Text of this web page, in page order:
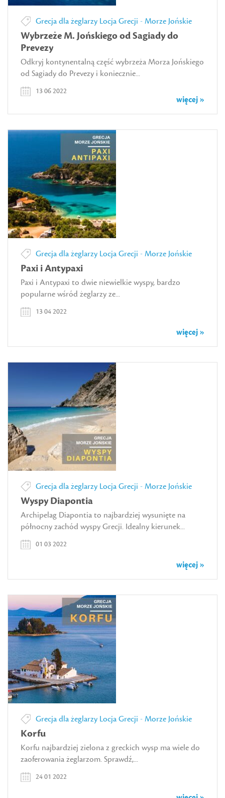
Grecja dla żeglarzy Locja Grecji - Morze Jońskie
Wybrzeże M. Jońskiego od Sagiady do
Prevezy
Odkryj kontynentalną część wybrzeża Morza Jońskiego
od Sagiady do Prevezy i koniecznie...
więcej »
13 06 2022
Grecja dla żeglarzy Locja Grecji - Morze Jońskie
Paxi i Antypaxi
Paxi i Antypaxi to dwie niewielkie wyspy, bardzo
popularne wśród żeglarzy ze...
więcej »
13 04 2022
Grecja dla żeglarzy Locja Grecji - Morze Jońskie
Wyspy Diapontia
Archipelag Diapontia to najbardziej wysunięte na
północny zachód wyspy Grecji. Idealny kierunek...
więcej »
01 03 2022
Grecja dla żeglarzy Locja Grecji - Morze Jońskie
Korfu
Korfu najbardziej zielona z greckich wysp ma wiele do
zaoferowania żeglarzom. Sprawdź,...
24 01 2022